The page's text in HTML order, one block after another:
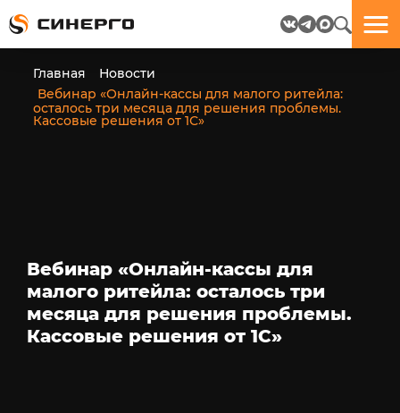
Главная
Новости
Вебинар «Онлайн-кассы для малого ритейла:
осталось три месяца для решения проблемы.
Кассовые решения от 1С»
Вебинар «Онлайн-кассы для
малого ритейла: осталось три
месяца для решения проблемы.
Кассовые решения от 1С»
Отлично!
Данные
успешно
отправлены.
пёсиков
Отлично!
Бриф
отправлен.